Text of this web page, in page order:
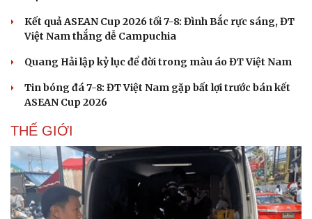
Du lịch
Kết quả ASEAN Cup 2026 tối 7-8: Đình Bắc rực sáng, ĐT
Việt Nam thắng dễ Campuchia
Quang Hải lập kỷ lục để đời trong màu áo ĐT Việt Nam
Tin bóng đá 7-8: ĐT Việt Nam gặp bất lợi trước bán kết
ASEAN Cup 2026
THẾ GIỚI